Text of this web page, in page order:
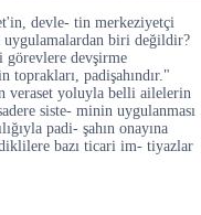
devle- tin merkeziyetçi
uygulamalardan biri değildir?
devşirme
padişahındır."
veraset yoluyla belli ailelerin
siste- minin uygulanması
padi- şahın onayına
bazı ticari im- tiyazlar